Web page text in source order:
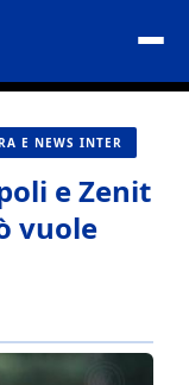
E NEWS INTER
e Zenit
vuole